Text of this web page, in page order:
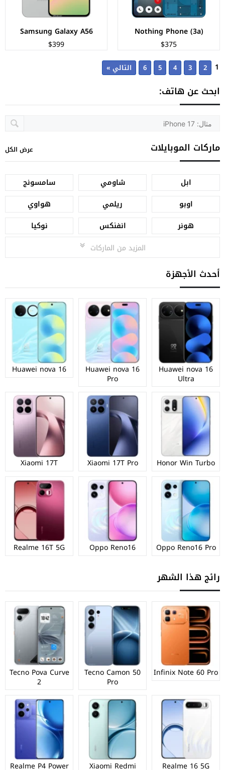
Nothing Phone (3a)
$375
Samsung Galaxy A56
$399
1
2
3
4
5
6 التالي »
ابحث عن هاتف:
ماركات الموبايلات عرض الكل
ابل شاومي
سامسونج
اوبو
ريلمي
هواوي
هونر
انفنكس
نوكيا
المزيد من الماركات
أحدث الأجهزة
Huawei nova 16
Ultra
Huawei nova 16
Pro
Huawei nova 16
Honor Win Turbo
Xiaomi 17T Pro
Xiaomi 17T
Oppo Reno16 Pro
Oppo Reno16
Realme 16T 5G
رائج هذا الشهر
Infinix Note 60 Pro
Tecno Camon 50
Pro
Tecno Pova Curve
2
Realme 16 5G
Xiaomi Redmi
Realme P4 Power